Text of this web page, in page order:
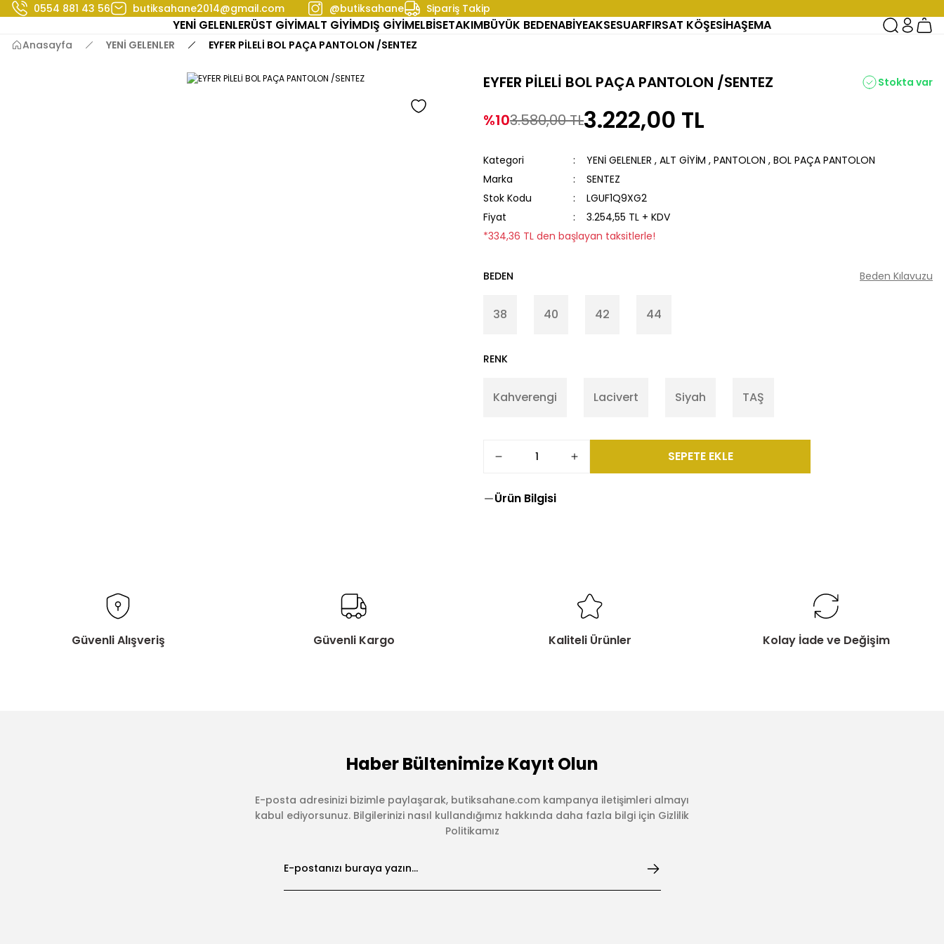
0554 881 43 56 butiksahane2014@gmail.com @butiksahane Sipariş Takip
YENİ GELENLERÜST GİYİMALT GİYİMDIŞ GİYİMELBİSETAKIMBÜYÜK BEDENABİYEAKSESUARFIRSAT KÖŞESİHAŞEMA
Anasayfa YENİ GELENLER EYFER PİLELİ BOL PAÇA PANTOLON /SENTEZ
EYFER PİLELİ BOL PAÇA PANTOLON /SENTEZ Stokta var
%103.580,00 TL3.222,00 TL
Kategori YENİ GELENLER , ALT GİYİM , PANTOLON , BOL PAÇA PANTOLON
Marka
SENTEZ
Stok Kodu
LGUF1Q9XG2
Fiyat
3.254,55 TL + KDV
*334,36 TL den başlayan taksitlerle!
BEDEN
38 40 42 44
RENK
Kahverengi Lacivert Siyah TAŞ
Beden Kılavuzu
SEPETE EKLE
Ürün Bilgisi
Güvenli Alışveriş Güvenli Kargo Kaliteli Ürünler Kolay İade ve Değişim
Haber Bültenimize Kayıt Olun
E-posta adresinizi bizimle paylaşarak, butiksahane.com kampanya iletişimleri almayı
kabul ediyorsunuz. Bilgilerinizi nasıl kullandığımız hakkında daha fazla bilgi için Gizlilik
Politikamız